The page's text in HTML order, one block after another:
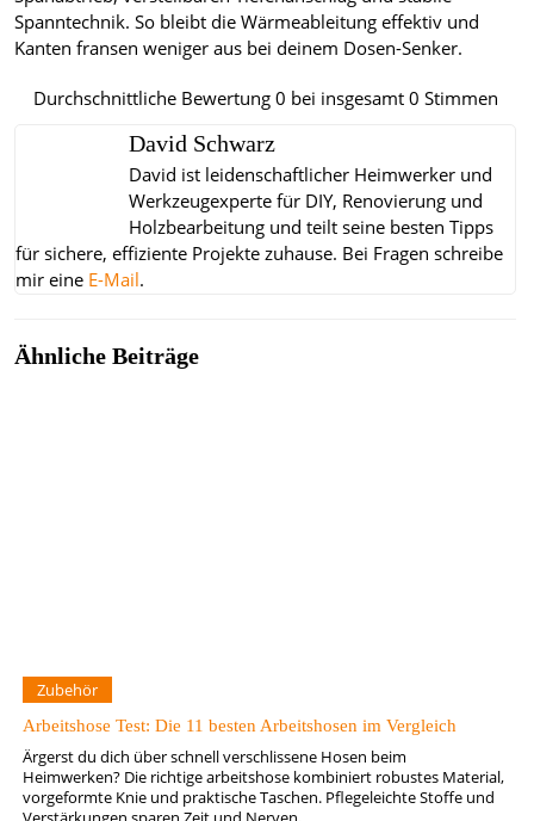
Spanntechnik. So bleibt die Wärmeableitung effektiv und
Kanten fransen weniger aus bei deinem Dosen-Senker.
Durchschnittliche Bewertung0 bei insgesamt0 Stimmen
David Schwarz
David ist leidenschaftlicher Heimwerker und
Werkzeugexperte für DIY, Renovierung und
Holzbearbeitung und teilt seine besten Tipps
für sichere, effiziente Projekte zuhause. Bei Fragen schreibe
mir eine E-Mail.
Ähnliche Beiträge
Zubehör
Arbeitshose Test: Die 11 besten Arbeitshosen im Vergleich
Ärgerst du dich über schnell verschlissene Hosen beim
Heimwerken? Die richtige arbeitshose kombiniert robustes Material,
vorgeformte Knie und praktische Taschen. Pflegeleichte Stoffe und